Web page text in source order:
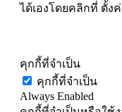
ได้เองโดยคลิกที่ ตั้ง
คุกกี้ที่จำเป็น
คุกกี้ที่จำเป็น
Always Enabled